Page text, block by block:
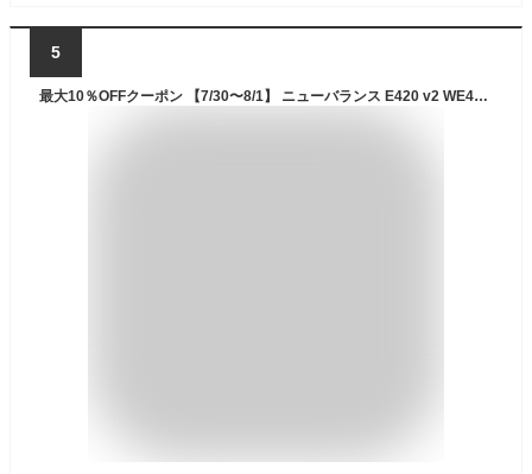
5
最大10％OFFクーポン 【7/30〜8/1】 ニューバランス E420 v2 WE420 2E レディス 陸上/ランニング ランニングシューズ 2E : ブラック New Balance imbkk